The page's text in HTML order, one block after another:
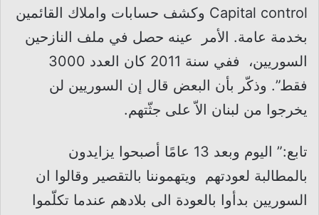
Capital control وكشف حسابات واملاك القائمين
بخدمة عامة. الأمر عينه حصل في ملف النازحين
السوريين، ففي سنة 2011 كان العدد 3000
فقط”. وذكّر بأن البعض قال إن السوريين لن
يخرجوا من لبنان الاّ على جثّتهم.
تابع:” اليوم وبعد 13 عامًا أصبحوا يزايدون
بالمطالبة لعودتهم ويتهموننا بالتقصير وقالوا ان
السوريين بدأوا بالعودة الى بلادهم عندما تكلّموا